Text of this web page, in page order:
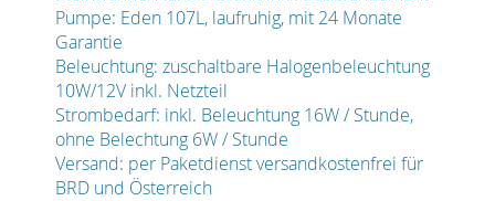
Pumpe: Eden 107L, laufruhig, mit 24 Monate
Garantie
Beleuchtung: zuschaltbare Halogenbeleuchtung
10W/12V inkl. Netzteil
Strombedarf: inkl. Beleuchtung 16W / Stunde,
ohne Belechtung 6W / Stunde
Versand: per Paketdienst versandkostenfrei für
BRD und Österreich